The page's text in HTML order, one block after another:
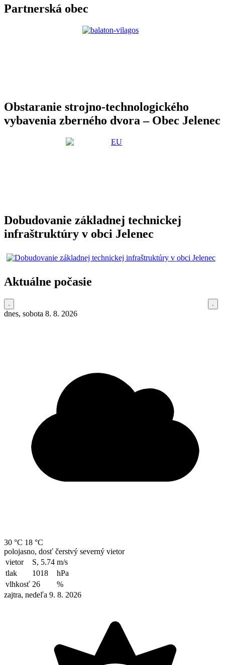
Partnerská obec
Obstaranie strojno-technologického
vybavenia zberného dvora – Obec Jelenec
Dobudovanie základnej technickej
infraštruktúry v obci Jelenec
Aktuálne počasie
dnes, sobota 8. 8. 2026
30 °C 18 °C
polojasno, dosť čerstvý severný vietor
vietor
S, 5.74 m/s
tlak
1018
hPa
vlhkosť 26
%
zajtra, nedeľa 9. 8. 2026